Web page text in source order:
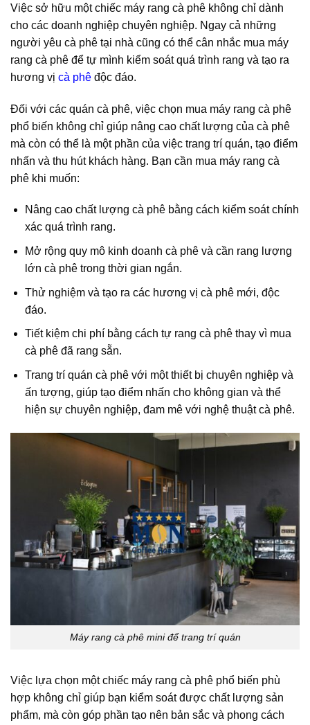
Việc sở hữu một chiếc máy rang cà phê không chỉ dành
cho các doanh nghiệp chuyên nghiệp. Ngay cả những
người yêu cà phê tại nhà cũng có thể cân nhắc mua máy
rang cà phê để tự mình kiểm soát quá trình rang và tạo ra
hương vị cà phê độc đáo.
Đối với các quán cà phê, việc chọn mua máy rang cà phê
phổ biến không chỉ giúp nâng cao chất lượng của cà phê
mà còn có thể là một phần của việc trang trí quán, tạo điểm
nhấn và thu hút khách hàng. Bạn cần mua máy rang cà
phê khi muốn:
Nâng cao chất lượng cà phê bằng cách kiểm soát chính
xác quá trình rang.
Mở rộng quy mô kinh doanh cà phê và cần rang lượng
lớn cà phê trong thời gian ngắn.
Thử nghiệm và tạo ra các hương vị cà phê mới, độc
đáo.
Tiết kiệm chi phí bằng cách tự rang cà phê thay vì mua
cà phê đã rang sẵn.
Trang trí quán cà phê với một thiết bị chuyên nghiệp và
ấn tượng, giúp tạo điểm nhấn cho không gian và thể
hiện sự chuyên nghiệp, đam mê với nghệ thuật cà phê.
Máy rang cà phê mini để trang trí quán
Việc lựa chọn một chiếc máy rang cà phê phổ biến phù
hợp không chỉ giúp bạn kiểm soát được chất lượng sản
phẩm, mà còn góp phần tạo nên bản sắc và phong cách